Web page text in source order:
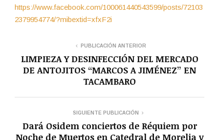
https://www.facebook.com/100061440543599/posts/72103
2379954774/?mibextid=xfxF2i
PUBLICACIÓN ANTERIOR
LIMPIEZA Y DESINFECCIÓN DEL MERCADO
DE ANTOJITOS “MARCOS A JIMÉNEZ” EN
TACAMBARO
SIGUIENTE PUBLICACIÓN
Dará Osidem conciertos de Réquiem por
Noche de Muertos en Catedral de Morelia y